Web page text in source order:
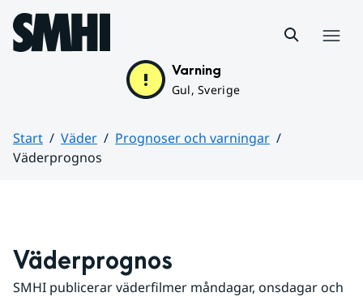
Hoppa till sidans innehåll
Varning
Gul, Sverige
Start Väder
Prognoser och varningar
Väderprognos
Väderprognos
SMHI publicerar väderfilmer måndagar, onsdagar och